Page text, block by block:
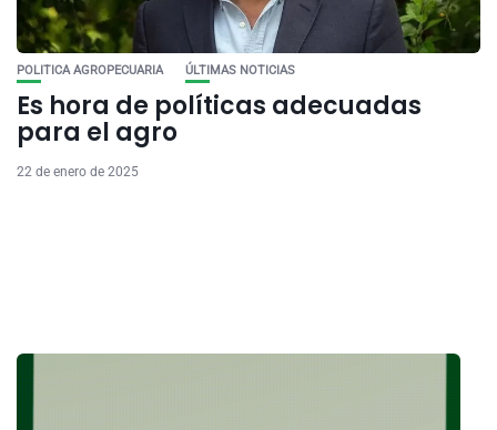
POLITICA AGROPECUARIA ÚLTIMAS NOTICIAS
Es hora de políticas adecuadas
para el agro
22 de enero de 2025